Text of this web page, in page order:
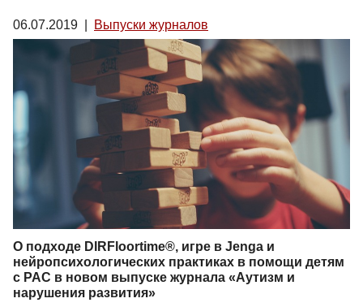
06.07.2019 Выпуски журналов
О подходе DIRFloortime®, игре в Jenga и
нейропсихологических практиках в помощи детям
с РАС в новом выпуске журнала «Аутизм и
нарушения развития»